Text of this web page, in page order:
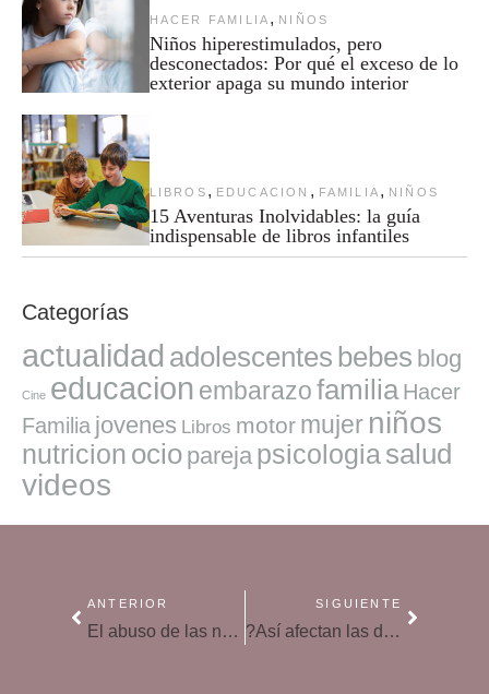
HACER FAMILIA , NIÑOS
Niños hiperestimulados, pero
desconectados: Por qué el exceso de lo
exterior apaga su mundo interior
LIBROS , EDUCACION , FAMILIA , NIÑOS
15 Aventuras Inolvidables: la guía
indispensable de libros infantiles
Categorías
actualidad adolescentes bebes blog
Cine educacion embarazofamilia Hacer
Familia jovenes Libros motor mujer niños
nutricion ocio pareja psicologiasalud
videos
ANTERIOR
El abuso de las nuevas tecnologías lastra la inteligencia de los niños
SIGUIENTE
?Así afectan las discusiones de los padres a los hijos